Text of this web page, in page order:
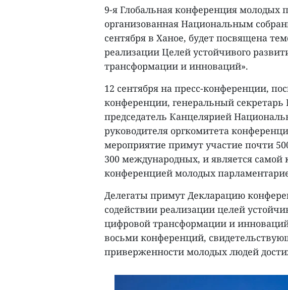
9-я Глобальная конференция молодых
организованная Национальным
сентября в Ханое, будет посвящена
реализации Целей устойчивого
трансформации и инноваций».
12 сентября на пресс-конференции,
конференции, генеральный секретарь
председатель Канцелярией
руководителя оргкомитета
мероприятие примут участие почти
300 международных, и является
конференцией молодых
Делегаты примут Декларацию
содействии реализации целей
цифровой трансформации и
восьми конференций,
приверженности молодых людей